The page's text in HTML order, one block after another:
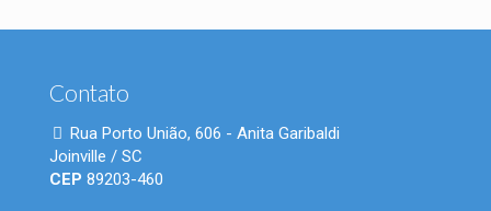
Contato
Rua Porto União, 606 - Anita Garibaldi
Joinville / SC
CEP 89203-460